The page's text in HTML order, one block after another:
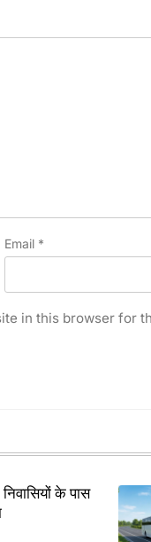
Email *
in this browser for
के पास